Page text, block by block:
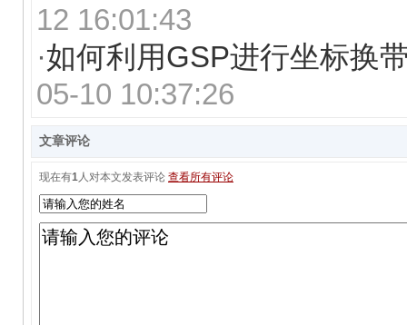
12 16:01:43
·如何利用GSP进行坐标换
05-10 10:37:26
文章评论
现在有1人对本文发表评论 查看所有评论